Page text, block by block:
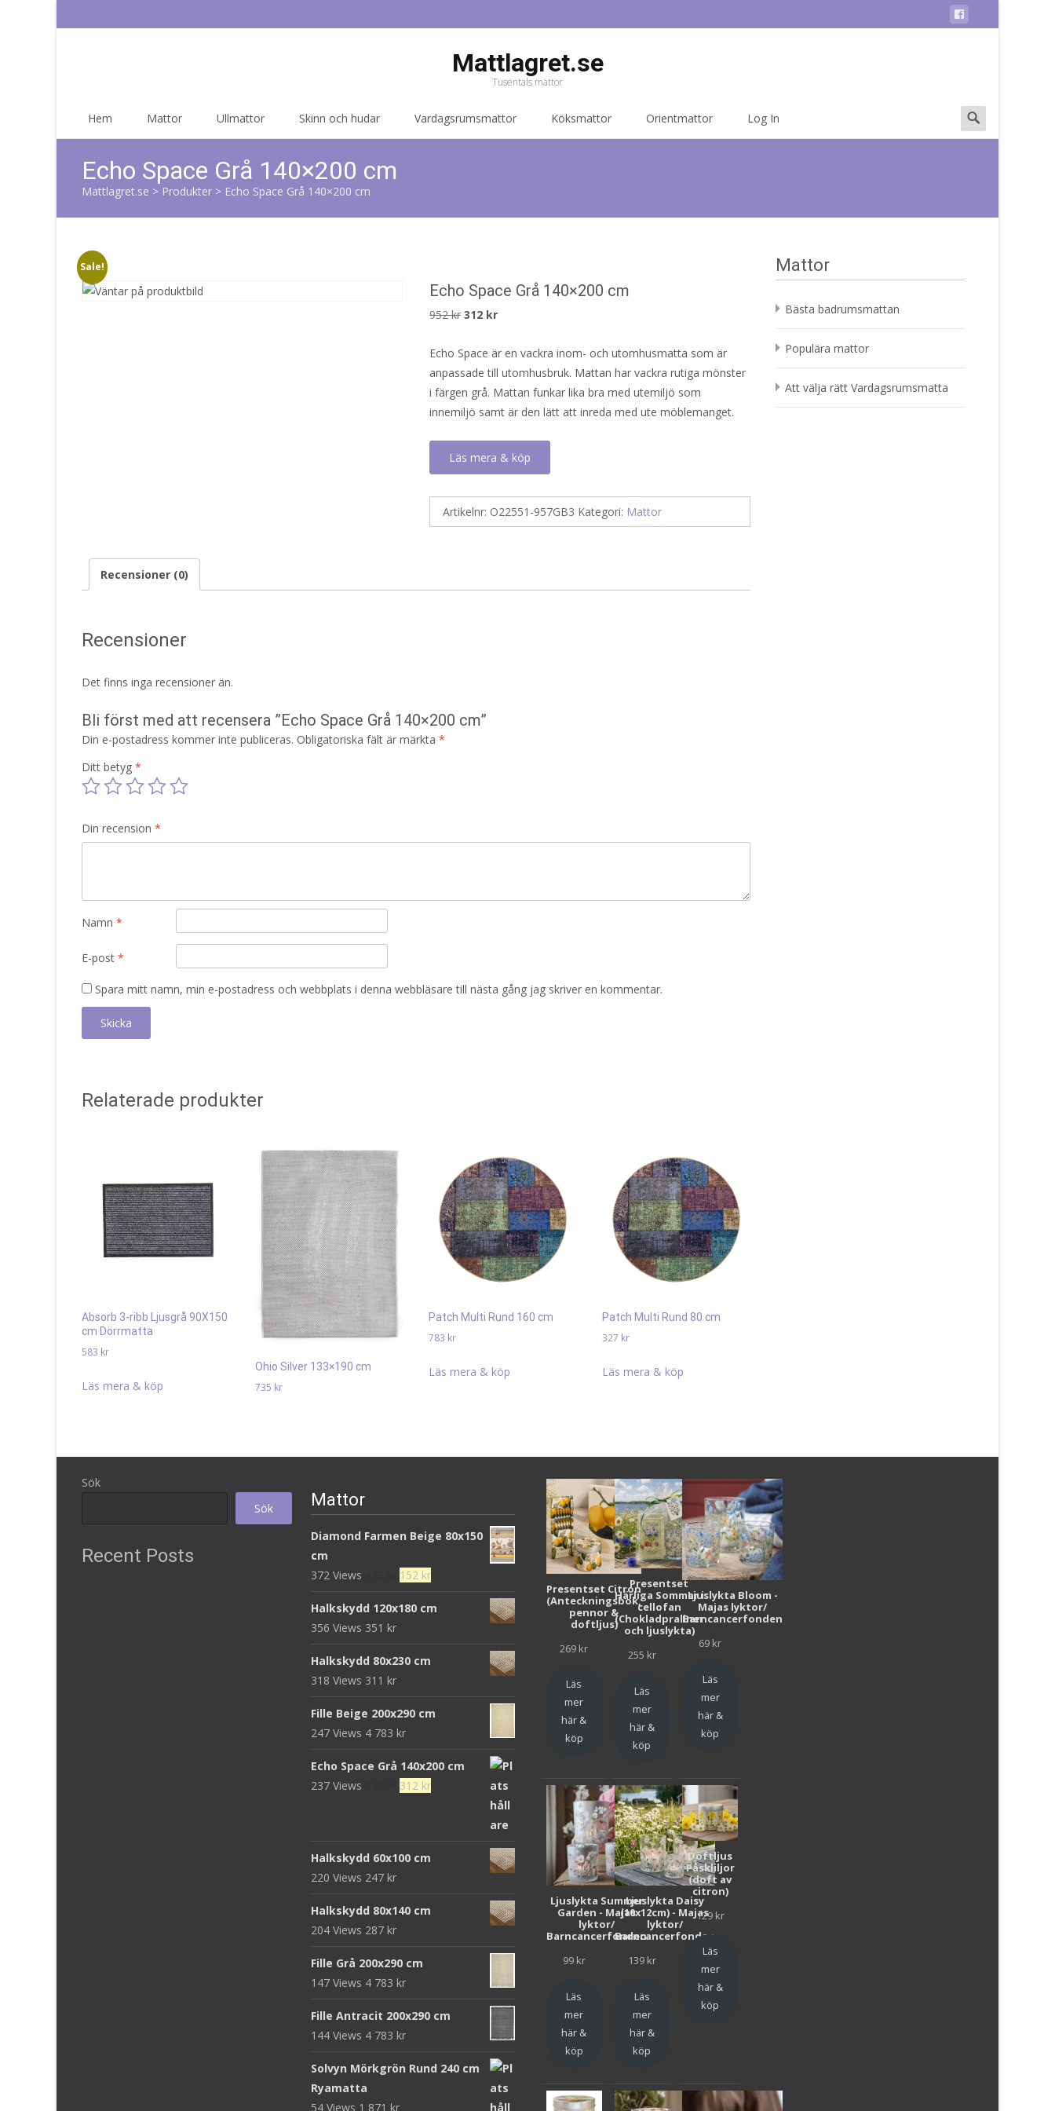
Mattlagret.se
Tusentals mattor
Hem Mattor Ullmattor Skinn och hudar Vardagsrumsmattor Köksmattor Orientmattor Log In
Search
for:
Echo Space Grå 140×200 cm
Mattlagret.se > Produkter > Echo Space Grå 140×200 cm
Sale!
Echo Space Grå 140×200 cm
952kr Det
priset
var:
952 kr.
312 krDet
priset
är:
312 kr.
Echo Space är en vackra inom- och utomhusmatta som är
anpassade till utomhusbruk. Mattan har vackra rutiga mönster
i färgen grå. Mattan funkar lika bra med utemiljö som
innemiljö samt är den lätt att inreda med ute möblemanget.
Läs mera & köp
Artikelnr: O22551-957GB3 Kategori: Mattor
Recensioner (0)
Recensioner
Det finns inga recensioner än.
Bli först med att recensera ”Echo Space Grå 140×200 cm”
Din e-postadress kommer inte publiceras. Obligatoriska fält är märkta *
Ditt betyg *
Din recension *
Namn *
E-post *
Spara mitt namn, min e-postadress och webbplats i denna webbläsare till nästa gång jag skriver en kommentar.
Relaterade produkter
Absorb 3-ribb Ljusgrå 90X150
cm Dörrmatta
583 kr
Läs mera & köp
Ohio Silver 133×190 cm
735 kr
Patch Multi Rund 160 cm
783 kr
Läs mera & köp
Patch Multi Rund 80 cm
327 kr
Läs mera & köp
Mattor
Bästa badrumsmattan
Populära mattor
Att välja rätt Vardagsrumsmatta
Sök
Sök
Recent Posts
Mattor
Diamond Farmen Beige 80x150
cm
372 Views
Det
priset
152 krDet
priset
Halkskydd 120x180 cm
356 Views 351 kr
Halkskydd 80x230 cm
318 Views 311 kr
Fille Beige 200x290 cm
247 Views 4 783 kr
Echo Space Grå 140x200 cm
237 Views
Det
952 kr.
312 krDet
Halkskydd 60x100 cm
220 Views 247 kr
Halkskydd 80x140 cm
204 Views 287 kr
Fille Grå 200x290 cm
147 Views 4 783 kr
Fille Antracit 200x290 cm
144 Views 4 783 kr
Solvyn Mörkgrön Rund 240 cm
Ryamatta
54 Views 1 871 kr
Presentset Citron
(Anteckningsbok,
pennor &
doftljus)
269 kr
Läs
mer
här &
köp
Presentset
Härliga Sommar i
cellofan
(Chokladpraliner
och ljuslykta)
255 kr
Läs
mer
här &
köp
Ljuslykta Bloom -
Majas lyktor/
Barncancerfonden
69 kr
Läs
mer
här &
köp
Ljuslykta Summer
Garden - Majas
lyktor/
Barncancerfonden
99 kr
Läs
mer
här &
köp
Ljuslykta Daisy
(10x12cm) - Majas
lyktor/
Barncancerfonden
139 kr
Läs
mer
här &
köp
Doftljus
Påskliljor
(doft av
citron)
129 kr
Läs
mer
här &
köp